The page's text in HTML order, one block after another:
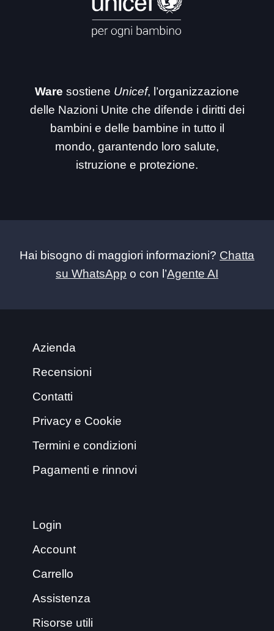
Ware sostiene Unicef, l’organizzazione
delle Nazioni Unite che difende i diritti dei
bambini e delle bambine in tutto il
mondo, garantendo loro salute,
istruzione e protezione.
Hai bisogno di maggiori informazioni? Chatta
su WhatsApp o con l’Agente AI
Azienda
Recensioni
Contatti
Privacy e Cookie
Termini e condizioni
Pagamenti e rinnovi
Login
Account
Carrello
Assistenza
Risorse utili